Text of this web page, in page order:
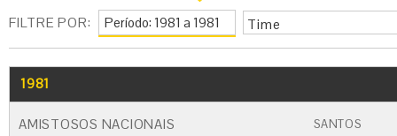
FILTRE POR: Time
1981
AMISTOSOS NACIONAIS SANTOS